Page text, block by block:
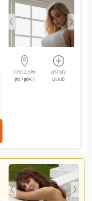
לפרטים
נוספים
עיסוי במרכז
ראשון לציון